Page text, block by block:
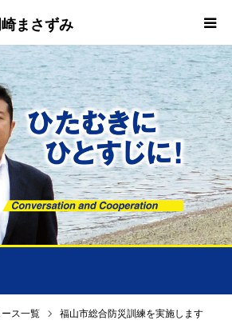
まさずみ
ース一覧 福山市総合防災訓練を実施します
クス